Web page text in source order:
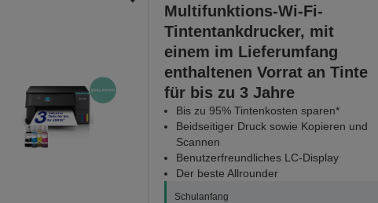
Multifunktions-Wi-Fi-
Tintentankdrucker, mit
einem im Lieferumfang
enthaltenen Vorrat an Tinte
für bis zu 3 Jahre
Bis zu 95% Tintenkosten sparen*
Beidseitiger Druck sowie Kopieren und
Scannen
Benutzerfreundliches LC-Display
Der beste Allrounder
Schulanfang